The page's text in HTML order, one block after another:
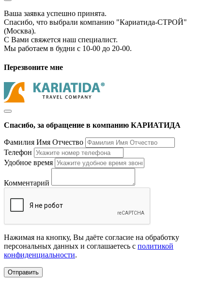
Ваша заявка успешно принята.
Спасибо, что выбрали компанию "Кариатида-СТРОЙ"
(Москва).
С Вами свяжется наш специалист.
Мы работаем в будни с 10-00 до 20-00.
Перезвоните мне
Спасибо, за обращение в компанию КАРИАТИДА
Фамилия Имя Отчество
Телефон
Удобное время
Комментарий
Нажимая на кнопку, Вы даёте согласие на обработку
персональных данных и соглашаетесь с политикой
конфиденциальности.
Отправить